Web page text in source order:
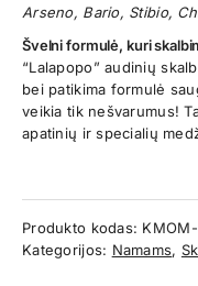
Arseno, Bario, Stibio,
Švelni formulė, kuri
“Lalapopo” audinių
bei patikima formulė
veikia tik nešvarumus!
apatinių ir specialių
Produkto kodas:
Kategorijos: Namams,